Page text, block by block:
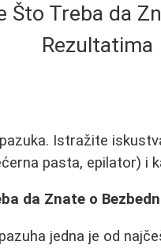
Što Treba da
Rezultatima
Istražite
pasta, epilator) i
da Znate o
jedna je od